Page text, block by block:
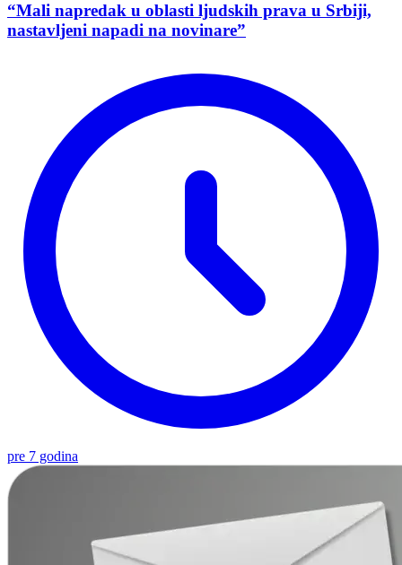
“Mali napredak u oblasti ljudskih prava u Srbiji,
nastavljeni napadi na novinare”
pre 7 godina